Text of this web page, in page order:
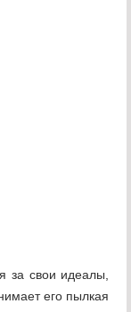
за свои идеалы,
его пылкая